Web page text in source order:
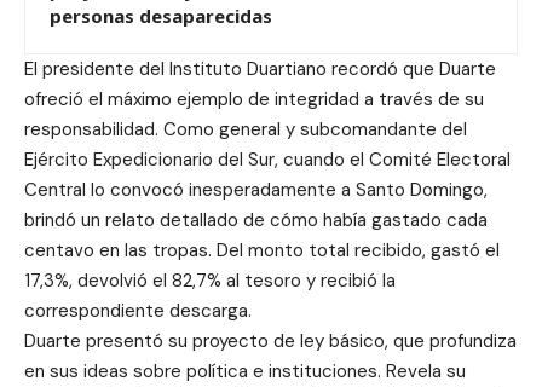
personas desaparecidas
El presidente del Instituto Duartiano recordó que Duarte
ofreció el máximo ejemplo de integridad a través de su
responsabilidad. Como general y subcomandante del
Ejército Expedicionario del Sur, cuando el Comité Electoral
Central lo convocó inesperadamente a Santo Domingo,
brindó un relato detallado de cómo había gastado cada
centavo en las tropas. Del monto total recibido, gastó el
17,3%, devolvió el 82,7% al tesoro y recibió la
correspondiente descarga.
Duarte presentó su proyecto de ley básico, que profundiza
en sus ideas sobre política e instituciones. Revela su